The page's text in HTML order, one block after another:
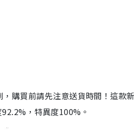
購買前請先注意送貨時間！這款
，特異度100%。